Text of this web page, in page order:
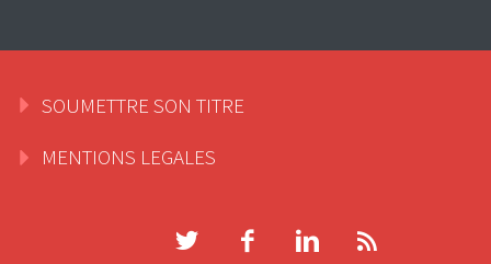
SOUMETTRE SON TITRE
MENTIONS LEGALES